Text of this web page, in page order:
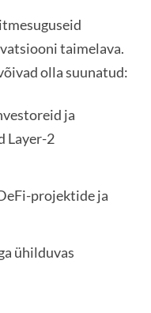
taimelava.
olla suunatud:
ja
Layer-2
projektide ja
ühilduvas